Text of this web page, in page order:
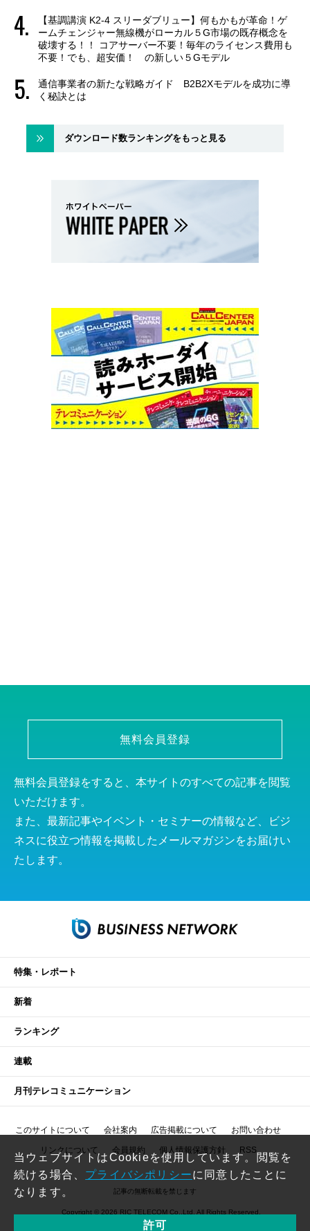
【基調講演 K2-4 スリーダブリュー】何もかもが革命！ゲ
ームチェンジャー無線機がローカル５G市場の既存概念を
破壊する！！ コアサーバー不要！毎年のライセンス費用も
不要！でも、超安価！ の新しい５Gモデル
通信事業者の新たな戦略ガイド B2B2Xモデルを成功に導
く秘訣とは
ダウンロード数ランキングをもっと見る
無料会員登録
無料会員登録をすると、本サイトのすべての記事を閲覧
いただけます。
また、最新記事やイベント・セミナーの情報など、ビジ
ネスに役立つ情報を掲載したメールマガジンをお届けい
たします。
特集・レポート
新着
ランキング
連載
月刊テレコミュニケーション
このサイトについて 会社案内 広告掲載について お問い合わせ
リンクについて 会員規約 個人情報保護方針 RSS
記事の無断転載を禁じます
Copyright © 2026 RIC TELECOM Co.,Ltd. All Rights Reserved.
当ウェブサイトはCookieを使用しています。閲覧を
続ける場合、 プライバシポリシーに同意したことに
なります。
許可